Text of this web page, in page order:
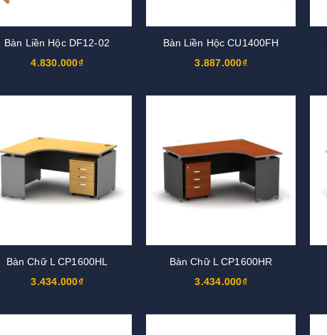
Bàn Liền Hộc DF12-02
4.830.000₫
Bàn Liền Hộc CU1400FH
3.887.000₫
Bàn Chữ L CP1600HL
3.434.000₫
Bàn Chữ L CP1600HR
3.434.000₫